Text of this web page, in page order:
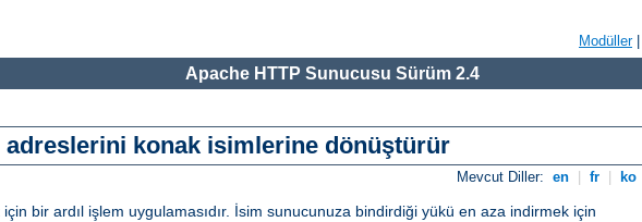
Modüller|
Apache HTTP Sunucusu Sürüm 2.4
adreslerini konak isimlerine dönüştürür
Mevcut Diller: en fr ko
bir ardıl işlem uygulamasıdır. İsim sunucunuza bindirdiği yükü en aza indirmek için